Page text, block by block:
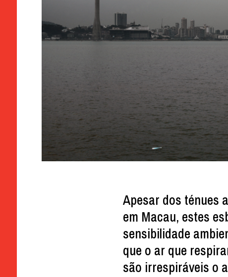
Apesar dos ténues
em Macau, estes
sensibilidade
que o ar que
são irrespiráveis o